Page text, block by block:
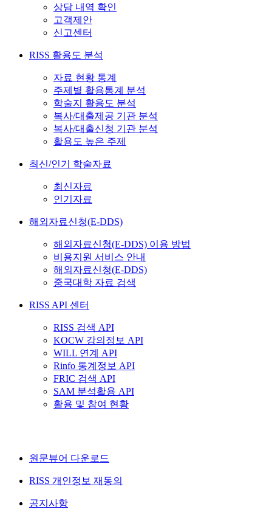
상담 내역 확인
고객제안
신고센터
RISS 활용도 분석
자료 현황 통계
주제별 활용통계 분석
학술지 활용도 분석
복사/대출제공 기관 분석
복사/대출신청 기관 분석
활용도 높은 주제
최신/인기 학술자료
최신자료
인기자료
해외자료신청(E-DDS)
해외자료신청(E-DDS) 이용 방법
비용지원 서비스 안내
해외자료신청(E-DDS)
중국대학 자료 검색
RISS API 센터
RISS 검색 API
KOCW 강의정보 API
WILL 연계 API
Rinfo 통계정보 API
FRIC 검색 API
SAM 분석활용 API
활용 및 참여 현황
원문뷰어 다운로드
RISS 개인정보 재동의
공지사항